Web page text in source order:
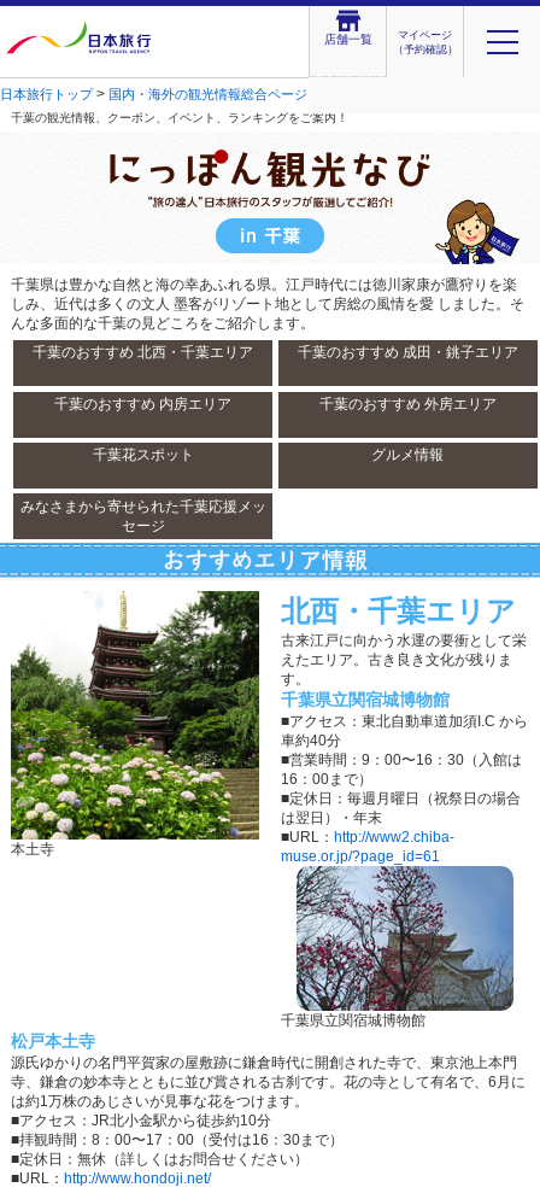
店舗一覧
マイページ
（予約確認）
日本旅行トップ> 国内・海外の観光情報総合ページ
千葉の観光情報、クーポン、イベント、ランキングをご案内！
千葉県は豊かな自然と海の幸あふれる県。江戸時代には徳川家康が鷹狩りを楽
しみ、近代は多くの文人 墨客がリゾート地として房総の風情を愛 しました。そ
んな多面的な千葉の見どころをご紹介します。
千葉のおすすめ 北西・千葉エリア
千葉のおすすめ 成田・銚子エリア
千葉のおすすめ 内房エリア 千葉のおすすめ 外房エリア
千葉花スポット グルメ情報
みなさまから寄せられた千葉応援メッ
セージ
本土寺
北西・千葉エリア
古来江戸に向かう水運の要衝として栄
えたエリア。古き良き文化が残りま
す。
千葉県立関宿城博物館
■アクセス：東北自動車道加須I.C から
車約40分
■営業時間：9：00〜16：30（入館は
16：00まで）
■定休日：毎週月曜日（祝祭日の場合
は翌日）・年末
■URL： http://www2.chiba-
muse.or.jp/?page_id=61
千葉県立関宿城博物館
松戸本土寺
源氏ゆかりの名門平賀家の屋敷跡に鎌倉時代に開創された寺で、東京池上本門
寺、鎌倉の妙本寺とともに並び賞される古刹です。花の寺として有名で、6月に
は約1万株のあじさいが見事な花をつけます。
■アクセス：JR北小金駅から徒歩約10分
■拝観時間：8：00〜17：00（受付は16：30まで）
■定休日：無休（詳しくはお問合せください）
■URL： http://www.hondoji.net/